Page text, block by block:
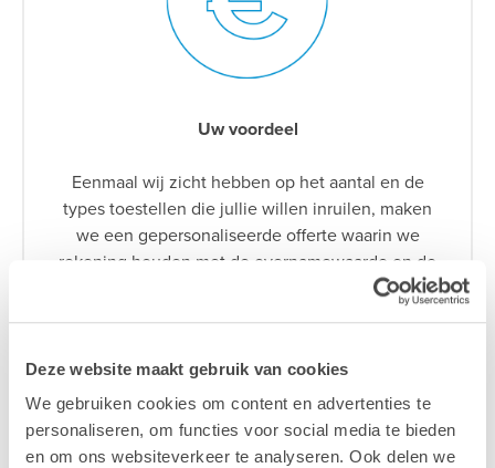
Deze website maakt gebruik van cookies
We gebruiken cookies om content en advertenties te
personaliseren, om functies voor social media te bieden
en om ons websiteverkeer te analyseren. Ook delen we
Uw voordeel
Eenmaal wij zicht hebben op het aantal en de
types toestellen die jullie willen inruilen, maken
we een gepersonaliseerde offerte waarin we
rekening houden met de overnamewaarde en de
kortingen. Deze offerte is geheel vrijblijvend.
Bereken de restwaarde van je iPad >